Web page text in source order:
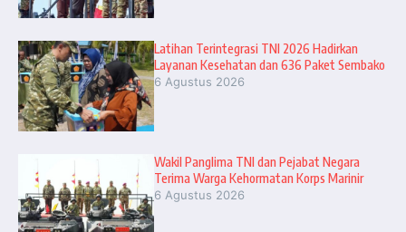
Latihan Terintegrasi TNI 2026 Hadirkan
Layanan Kesehatan dan 636 Paket Sembako
6 Agustus 2026
Wakil Panglima TNI dan Pejabat Negara
Terima Warga Kehormatan Korps Marinir
6 Agustus 2026